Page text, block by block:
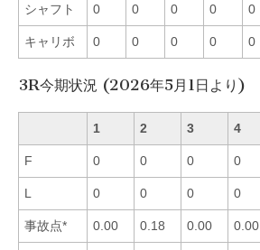
シャフト 0 0 0 0 0
キャリボ 0 0 0 0 0
3R今期状況 (2026年5月1日より)
1 2 3 4
F 0 0 0 0
L 0 0 0 0
事故点* 0.00 0.18 0.00 0.00